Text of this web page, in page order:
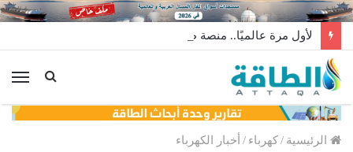
الرئيسية /كهرباء / أخبار الكهرباء